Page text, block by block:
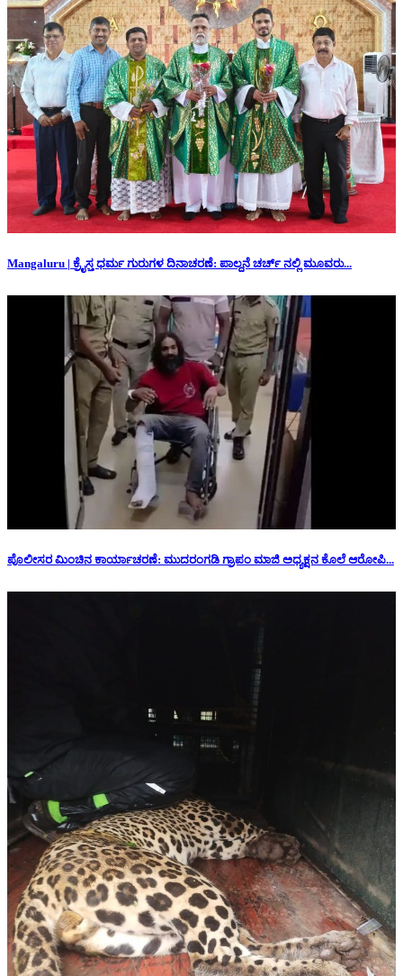
Mangaluru | ಕ್ರೈಸ್ತ ಧರ್ಮ ಗುರುಗಳ ದಿನಾಚರಣೆ: ಪಾಲ್ದನೆ ಚರ್ಚ್ ನಲ್ಲಿ ಮೂವರು...
ಪೊಲೀಸರ ಮಿಂಚಿನ ಕಾರ್ಯಾಚರಣೆ: ಮುದರಂಗಡಿ ಗ್ರಾಪಂ ಮಾಜಿ ಅಧ್ಯಕ್ಷನ‌ ಕೊಲೆ ಆರೋಪಿ...